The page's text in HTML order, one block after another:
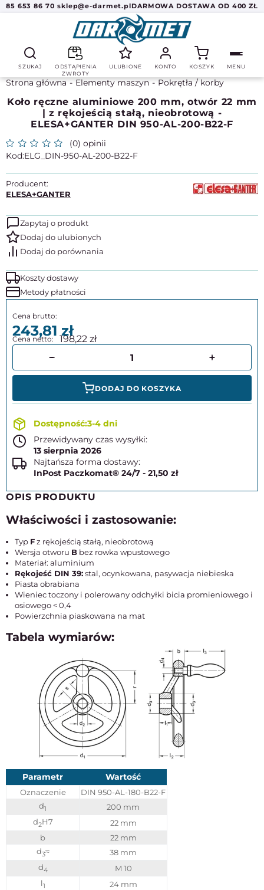
85 653 86 70 sklep@e-darmet.plDARMOWA DOSTAWA OD 400 ZŁ
SZUKAJ
ODSTĄPIENIA
ZWROTY
ULUBIONE KONTO KOSZYK MENU
Strona główna Elementy maszyn Pokrętła / korby
Koło ręczne aluminiowe 200 mm, otwór 22 mm
| z rękojeścią stałą, nieobrotową -
ELESA+GANTER DIN 950-AL-200-B22-F
(0) opinii
ELG_DIN-950-AL-200-B22-F
Producent:
ELESA+GANTER
Zapytaj o produkt
Koszty dostawy
Metody płatności
243,81 198,22
DODAJ DO KOSZYKA
3-4 dni
Przewidywany czas wysyłki:
13 sierpnia 2026
Najtańsza forma dostawy:
InPost Paczkomat® 24/7 - 21,50 zł
OPIS PRODUKTU
Właściwości i zastosowanie:
Typ Fz rękojeścią stałą, nieobrotową
Wersja otworu B bez rowka wpustowego
Materiał: aluminium
Rękojeść DIN 39:stal, ocynkowana, pasywacja niebieska
Piasta obrabiana
Wieniec toczony i polerowany odchyłki bicia promieniowego i
osiowego < 0,4
Powierzchnia piaskowana na mat
Tabela wymiarów:
Parametr Wartość
Oznaczenie
DIN 950-AL-180-B22-F
d1
200 mm
d2H7
22 mm
b
22 mm
d3≈
38 mm
d4
M 10
l1
24 mm